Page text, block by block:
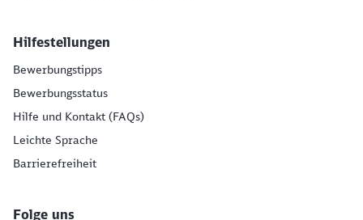
Hilfestellungen
Bewerbungstipps
Bewerbungsstatus
Hilfe und Kontakt (FAQs)
Leichte Sprache
Barrierefreiheit
Folge uns